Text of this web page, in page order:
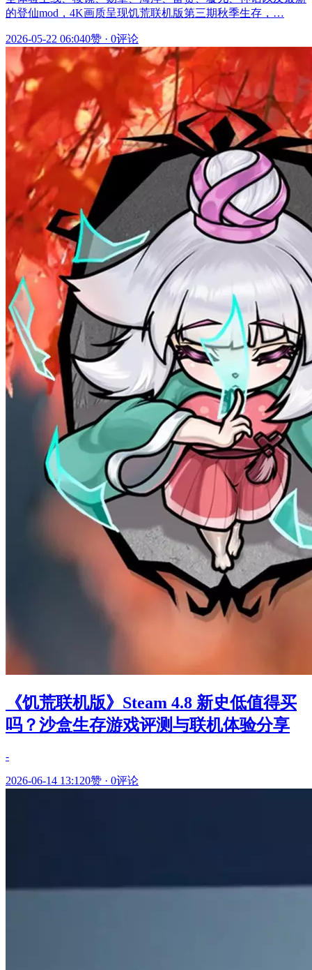
的登仙mod，4K画质呈现饥荒联机版第三期秋季生存，…
2026-05-22 06:040赞 · 0评论
《饥荒联机版》Steam 4.8 新史低值得买
吗？沙盒生存游戏评测与联机体验分享
-
2026-06-14 13:120赞 · 0评论